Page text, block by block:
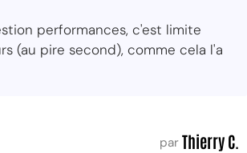
performances, c'est limite
(au pire second), comme cela l'a
par Thierry C.